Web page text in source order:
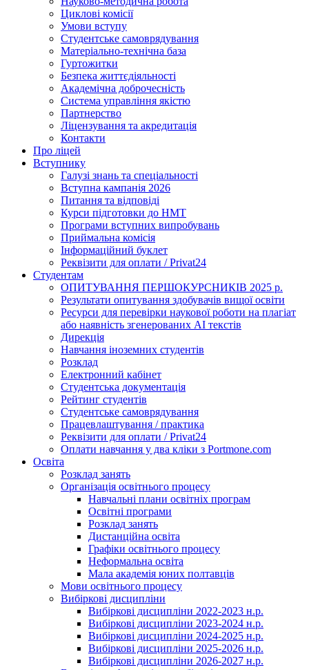
Циклові комісії
Умови вступу
Студентське самоврядування
Матеріально-технічна база
Гуртожитки
Безпека життєдіяльності
Академічна доброчесність
Система управління якістю
Партнерство
Ліцензування та акредитація
Контакти
Про ліцей
Вступнику
Галузі знань та спеціальності
Вступна кампанія 2026
Питання та відповіді
Курси підготовки до НМТ
Програми вступних випробувань
Приймальна комісія
Інформаційний буклет
Реквізити для оплати / Privat24
Студентам
ОПИТУВАННЯ ПЕРШОКУРСНИКІВ 2025 р.
Результати опитування здобувачів вищої освіти
Ресурси для перевірки наукової роботи на плагіат
або наявність згенерованих АІ текстів
Дирекція
Навчання іноземних студентів
Розклад
Електронний кабінет
Студентська документація
Рейтинг студентів
Студентське самоврядування
Працевлаштування / практика
Реквізити для оплати / Privat24
Оплати навчання у два кліки з Portmone.com
Освіта
Розклад занять
Організація освітнього процесу
Навчальні плани освітніх програм
Освітні програми
Розклад занять
Дистанційна освіта
Графіки освітнього процесу
Неформальна освіта
Мала академія юних полтавців
Мови освітнього процесу
Вибіркові дисципліни
Вибіркові дисципліни 2022-2023 н.р.
Вибіркові дисципліни 2023-2024 н.р.
Вибіркові дисципліни 2024-2025 н.р.
Вибіркові дисципліни 2025-2026 н.р.
Вибіркові дисципліни 2026-2027 н.р.